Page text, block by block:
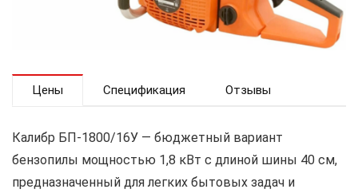
Цены Спецификация Отзывы
Калибр БП-1800/16У — бюджетный вариант
бензопилы мощностью 1,8 кВт с длиной шины 40 см,
предназначенный для легких бытовых задач и